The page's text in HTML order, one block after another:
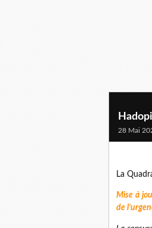
28 Mai
La
Mise à
de